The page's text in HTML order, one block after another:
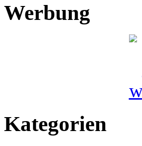
Werbung
Kategorien